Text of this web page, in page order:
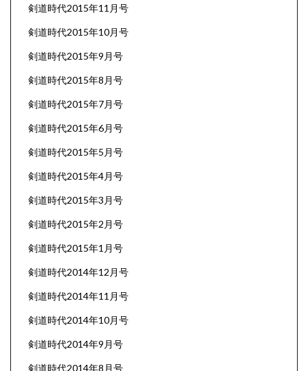
剣道時代2015年11月号
剣道時代2015年10月号
剣道時代2015年9月号
剣道時代2015年8月号
剣道時代2015年7月号
剣道時代2015年6月号
剣道時代2015年5月号
剣道時代2015年4月号
剣道時代2015年3月号
剣道時代2015年2月号
剣道時代2015年1月号
剣道時代2014年12月号
剣道時代2014年11月号
剣道時代2014年10月号
剣道時代2014年9月号
剣道時代2014年8月号